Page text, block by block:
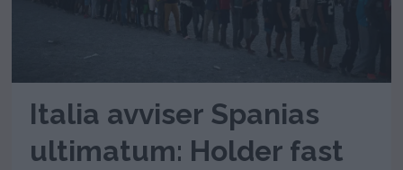
Italia avviser Spanias
ultimatum: Holder fast